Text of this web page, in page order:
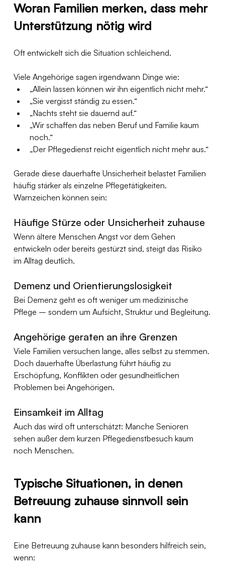
Woran Familien merken, dass mehr
Unterstützung nötig wird
Oft entwickelt sich die Situation schleichend.
Viele Angehörige sagen irgendwann Dinge wie:
„Allein lassen können wir ihn eigentlich nicht mehr.“
„Sie vergisst ständig zu essen.“
„Nachts steht sie dauernd auf.“
„Wir schaffen das neben Beruf und Familie kaum
noch.“
„Der Pflegedienst reicht eigentlich nicht mehr aus.“
Gerade diese dauerhafte Unsicherheit belastet Familien
häufig stärker als einzelne Pflegetätigkeiten.
Warnzeichen können sein:
Häufige Stürze oder Unsicherheit zuhause
Wenn ältere Menschen Angst vor dem Gehen
entwickeln oder bereits gestürzt sind, steigt das Risiko
im Alltag deutlich.
Demenz und Orientierungslosigkeit
Bei Demenz geht es oft weniger um medizinische
Pflege – sondern um Aufsicht, Struktur und Begleitung.
Angehörige geraten an ihre Grenzen
Viele Familien versuchen lange, alles selbst zu stemmen.
Doch dauerhafte Überlastung führt häufig zu
Erschöpfung, Konflikten oder gesundheitlichen
Problemen bei Angehörigen.
Einsamkeit im Alltag
Auch das wird oft unterschätzt: Manche Senioren
sehen außer dem kurzen Pflegedienstbesuch kaum
noch Menschen.
Typische Situationen, in denen
Betreuung zuhause sinnvoll sein
kann
Eine Betreuung zuhause kann besonders hilfreich sein,
wenn: